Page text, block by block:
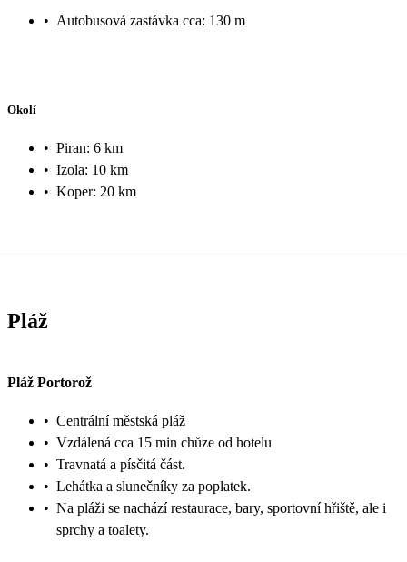
• Autobusová zastávka cca: 130 m
Okolí
• Piran: 6 km
• Izola: 10 km
• Koper: 20 km
Pláž
Pláž Portorož
• Centrální městská pláž
• Vzdálená cca 15 min chůze od hotelu
• Travnatá a písčitá část.
• Lehátka a slunečníky za poplatek.
• Na pláži se nachází restaurace, bary, sportovní hřiště, ale i
sprchy a toalety.